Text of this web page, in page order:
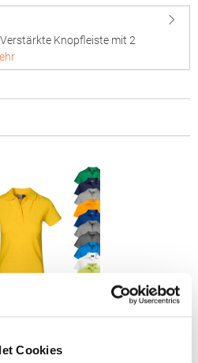
Cookies
Knopfleiste mit 2